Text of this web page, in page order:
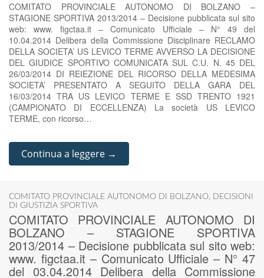
COMITATO PROVINCIALE AUTONOMO DI BOLZANO –
STAGIONE SPORTIVA 2013/2014 – Decisione pubblicata sul sito
web: www. figctaa.it – Comunicato Ufficiale – N° 49 del
10.04.2014 Delibera della Commissione Disciplinare RECLAMO
DELLA SOCIETA’ US LEVICO TERME AVVERSO LA DECISIONE
DEL GIUDICE SPORTIVO COMUNICATA SUL C.U. N. 45 DEL
26/03/2014 DI REIEZIONE DEL RICORSO DELLA MEDESIMA
SOCIETA’ PRESENTATO A SEGUITO DELLA GARA DEL
16/03/2014 TRA US LEVICO TERME E SSD TRENTO 1921
(CAMPIONATO DI ECCELLENZA) La società US LEVICO
TERME, con ricorso…
Continua a leggere →
COMITATO PROVINCIALE AUTONOMO DI BOLZANO, DECISIONI
DI GIUSTIZIA SPORTIVA
COMITATO PROVINCIALE AUTONOMO DI
BOLZANO – STAGIONE SPORTIVA
2013/2014 – Decisione pubblicata sul sito web:
www. figctaa.it – Comunicato Ufficiale – N° 47
del 03.04.2014 Delibera della Commissione